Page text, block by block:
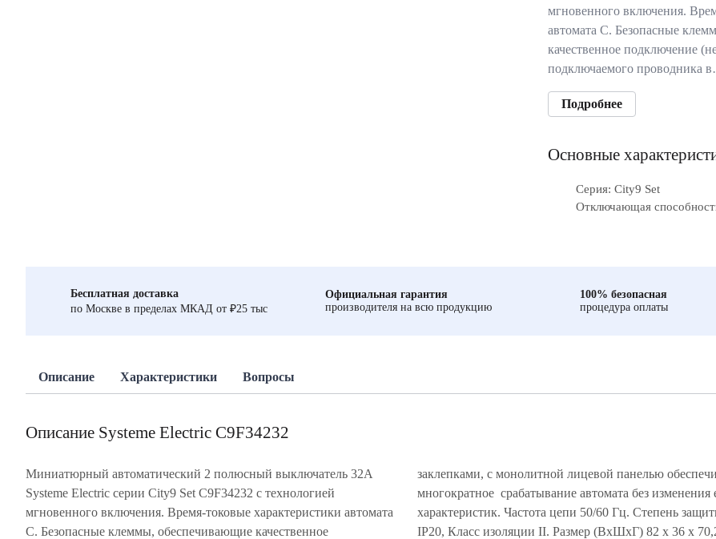
мгновенного включения.
автомата C. Безопасные
качественное подключение
подключаемого проводника
Подробнее
Основные
Серия: City9 Set
Отключающая
Бесплатная доставка
по Москве в пределах МКАД от ₽25 тыс
Официальная гарантия
производителя на всю продукцию
100% безопасная
процедура оплаты
Описание Характеристики Вопросы
Описание Systeme Electric C9F34232
Миниатюрный автоматический 2 полюсный выключатель 32А
Systeme Electric серии City9 Set C9F34232 с технологией
мгновенного включения. Время-токовые характеристики автомата
C. Безопасные клеммы, обеспечивающие качественное
заклепками, с монолитной лицевой панелью обеспечивает
многократное срабатывание автомата без изменения его
характеристик. Частота цепи 50/60 Гц. Степень защиты автомата
IP20, Класс изоляции II. Размер (ВхШхГ) 82 х 36 х 70,2 мм.